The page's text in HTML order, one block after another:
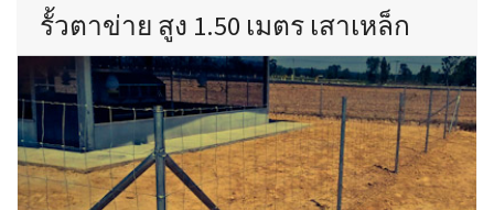
รั้วตาข่าย สูง 1.50 เมตร เสาเหล็ก